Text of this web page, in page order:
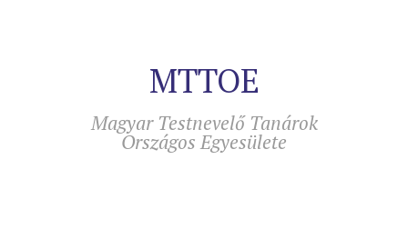
MTTOE
Magyar Testnevelő Tanárok
Országos Egyesülete